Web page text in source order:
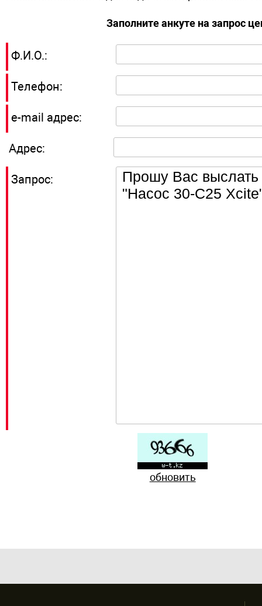
Заполните анкуте на запрос
Ф.И.О.:
Телефон:
e-mail адрес:
Адрес:
Запрос:
обновить